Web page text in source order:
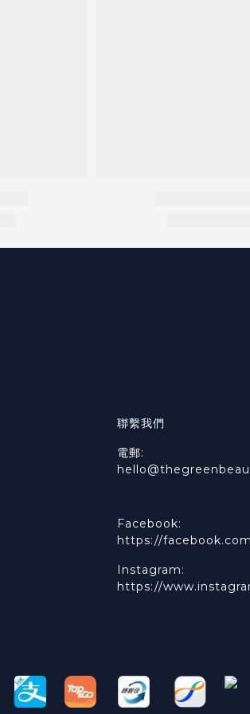
聯繫我們
電郵:
Facebook:
https://
Instagram:
https://